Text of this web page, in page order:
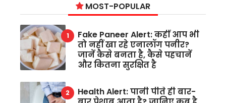
MOST-POPULAR
Fake Paneer Alert: कहीं आप भी
तो नहीं खा रहे एनालॉग पनीर?
जानें कैसे बनता है, कैसे पहचानें
और कितना सुरक्षित है
Health Alert: पानी पीते ही बार-